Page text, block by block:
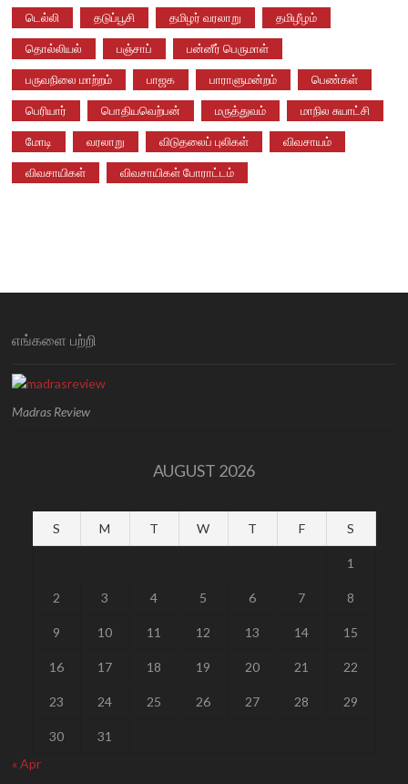
டெல்லி தடுப்பூசி தமிழர் வரலாறு தமிழீழம்
தொல்லியல் பஞ்சாப் பன்னீர் பெருமாள்
பருவநிலை மாற்றம் பாஜக பாராளுமன்றம் பெண்கள்
பெரியார் பொதியவெற்பன் மருத்துவம் மாநில சுயாட்சி
மோடி வரலாறு விடுதலைப் புலிகள் விவசாயம்
விவசாயிகள் விவசாயிகள் போராட்டம்
எங்களை பற்றி
Madras Review
AUGUST 2026
S M T W T F S
1
2 3 4 5 6 7 8
9 10 11 12 13 14 15
16 17 18 19 20 21 22
23 24 25 26 27 28 29
30
31
« Apr